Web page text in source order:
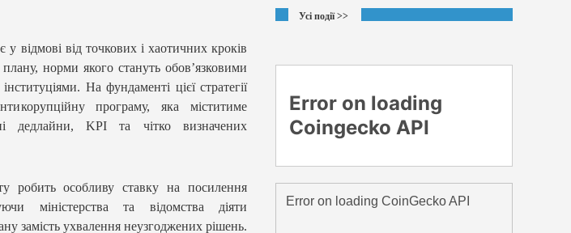
у відмові від точкових і хаотичних кроків
норми якого стануть обов’язковими
На фундаменті цієї стратегії
програму, яка міститиме
дедлайни, KPI та чітко визначених
робить особливу ставку на посилення
міністерства та відомства діяти
замість ухвалення неузгоджених рішень.
Усі події >>